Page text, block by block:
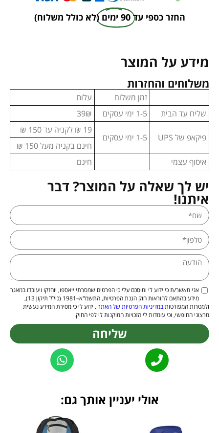
החזר כספי עד 90 ימים (לא כולל משלוח)
מידע על המוצר
משלוחים והחזרות
זמן משלוח
עלות
שליח עד הבית
1-5 ימי עסקים 39₪
פיקאפ של UPS 1-5 ימי עסקים
19 ₪ לקניה עד 150 ₪
חינם בקניה מעל 150 ₪
איסוף עצמי
חינם
יש לך שאלה על המוצר? דבר
איתנו!
אני מאשר/ת כי ידוע לי ומוסכם עלי כי הפרטים שמסרתי ייאספו, יוחזקו ויעובדו במאגר
מידע בהתאם להוראות חוק הגנת הפרטיות, התשמ"א–1981 (כולל תיקון 13),
ולמטרות המפורטותבמדיניות הפרטיות של האתר. ידוע לי כי מסירת המידע נעשית
מרצוני החופשי, וכי עומדות לי הזכויות המוקנות לי לפי החוק.
שליחה
אולי יעניין אותך גם: